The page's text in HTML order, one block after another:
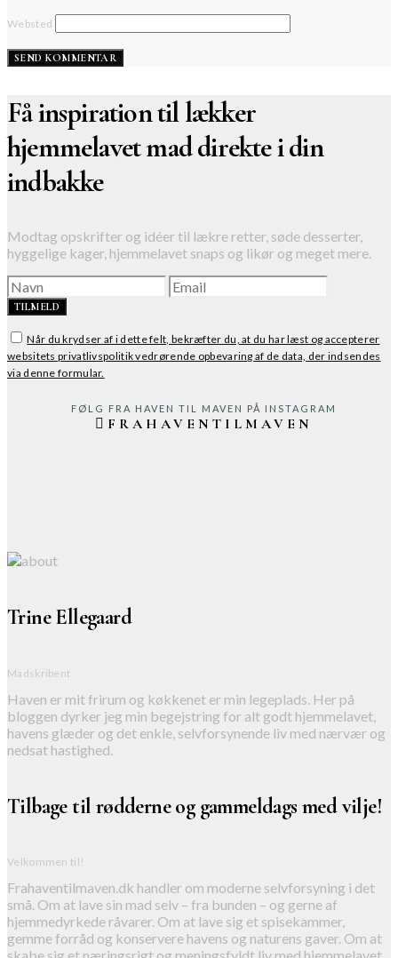
Websted
Få inspiration til lækker
hjemmelavet mad direkte i din
indbakke
Modtag opskrifter og idéer til lækre retter, søde desserter,
hyggelige kager, hjemmelavet snaps og likør og meget mere.
TILMELD
Når du krydser af i dette felt, bekræfter du, at du har læst og accepterer
websitets privatlivspolitik vedrørende opbevaring af de data, der indsendes
via denne formular.
FRAHAVENTILMAVEN
FØLG FRA HAVEN TIL MAVEN PÅ INSTAGRAM
Trine Ellegaard
Madskribent
Haven er mit frirum og køkkenet er min legeplads. Her på
bloggen dyrker jeg min begejstring for alt godt hjemmelavet,
havens glæder og det enkle, selvforsynende liv med nærvær og
nedsat hastighed.
Tilbage til rødderne og gammeldags med vilje!
Velkommen til!
Frahaventilmaven.dk handler om moderne selvforsyning i det
små. Om at lave sin mad selv – fra bunden – og gerne af
hjemmedyrkede råvarer. Om at lave sig et spisekammer,
gemme forråd og konservere havens og naturens gaver. Om at